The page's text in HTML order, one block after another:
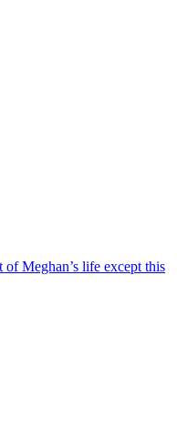
Meghan’s life except this